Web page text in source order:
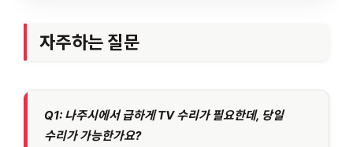
자주하는 질문
Q1: 나주시에서 급하게 TV 수리가 필요한데, 당일
수리가 가능한가요?